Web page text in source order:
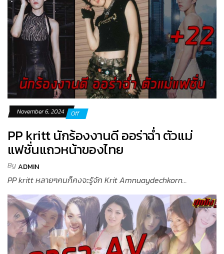
November 6, 2024 Off
PP kritt นักร้องงานดี ออร่าฉ่ำ ตัวแม่
แฟชั่นแถวหน้าของไทย
ByADMIN
PP kritt หลายๆคนก็คงจะรู้จัก Krit Amnuaydechkorn...